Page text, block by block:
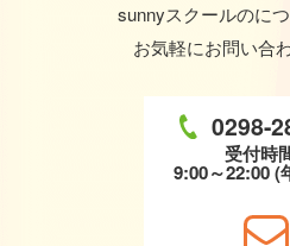
sunnyスクールのに
お気軽にお問い合
0298-
受付時
9:00～22:00 (